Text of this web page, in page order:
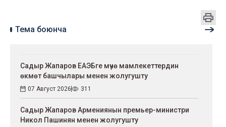
Тема боюнча
Садыр Жапаров ЕАЭБге мүчө мамлекеттердин
өкмөт башчылары менен жолугушту
07 Август 2026 311
Садыр Жапаров Армениянын премьер-министри
Никол Пашинян менен жолугушту